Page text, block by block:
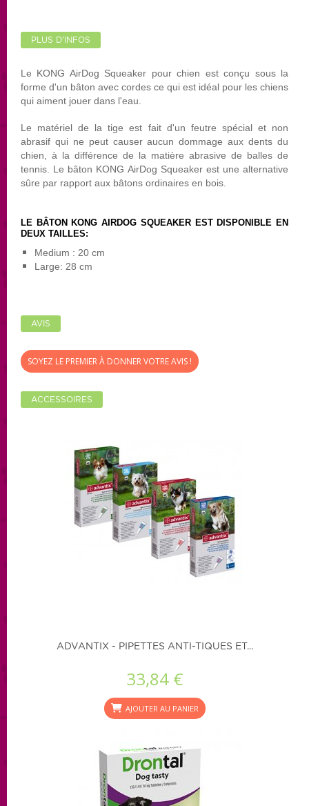
PLUS D'INFOS
Le KONG AirDog Squeaker pour chien est conçu sous la
forme d'un bâton avec cordes ce qui est idéal pour les chiens
qui aiment jouer dans l'eau .
Le matériel de la tige est fait d'un feutre spécial et non
abrasif qui ne peut causer aucun dommage aux dents du
chien, à la différence de la matière abrasive de balles de
tennis. Le bâton KONG AirDog Squeakerestune alternative
sûre par rapport aux bâtons ordinaires en bois.
LE BÂTON KONG AIRDOG SQUEAKER EST DISPONIBLE EN
DEUX TAILLES:
Medium : 20 cm
Large: 28 cm
AVIS
SOYEZ LE PREMIER À DONNER VOTRE AVIS !
ACCESSOIRES
ADVANTIX - PIPETTES ANTI-TIQUES ET...
33,84 €
AJOUTER AU PANIER